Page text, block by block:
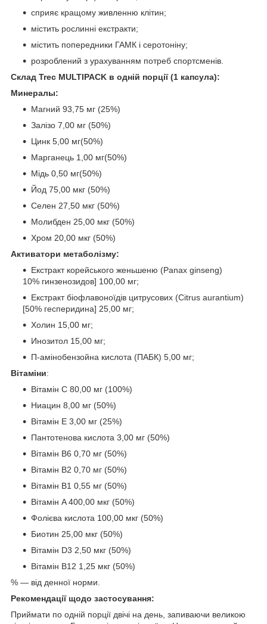
сприяє кращому живленню клітин;
містить рослинні екстракти;
містить попередники ГАМК і серотоніну;
розроблений з урахуванням потреб спортсменів.
Склад Trec MULTIPACK в одній порції (1 капсула):
Минералы:
Магний 93,75 мг (25%)
Залізо 7,00 мг (50%)
Цинк 5,00 мг(50%)
Марганець 1,00 мг(50%)
Мідь 0,50 мг(50%)
Йод 75,00 мкг (50%)
Селен 27,50 мкг (50%)
Молибден 25,00 мкг (50%)
Хром 20,00 мкг (50%)
Активатори метаболізму:
Екстракт корейського женьшеню (Panax ginseng)
10% гинзенозидов] 100,00 мг;
Екстракт біофлавоноїдів цитрусових (Citrus aurantium)
[50% гесперидина] 25,00 мг;
Холин 15,00 мг;
Инозитол 15,00 мг;
П-амінобензойна кислота (ПАБК) 5,00 мг;
Вітаміни:
Вітамін C 80,00 мг (100%)
Ниацин 8,00 мг (50%)
Вітамін E 3,00 мг (25%)
Пантотенова кислота 3,00 мг (50%)
Вітамін B6 0,70 мг (50%)
Вітамін B2 0,70 мг (50%)
Вітамін B1 0,55 мг (50%)
Вітамін A 400,00 мкг (50%)
Фолієва кислота 100,00 мкг (50%)
Биотин 25,00 мкг (50%)
Вітамін D3 2,50 мкг (50%)
Вітамін B12 1,25 мкг (50%)
% — від денної норми.
Рекомендації щодо застосування:
Приймати по одній порції двічі на день, запиваючи великою